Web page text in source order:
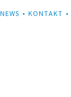
NEWS KONTAKT